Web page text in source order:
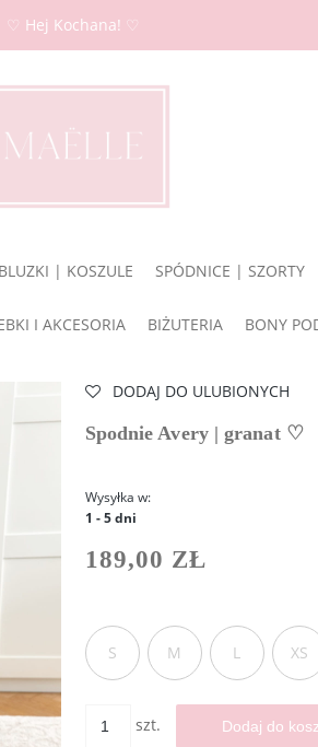
♡ Hej Kochana! ♡
BLUZKI | KOSZULE SPÓDNICE | SZORTY
I AKCESORIA BIŻUTERIA BONY
DODAJ DO ULUBIONYCH
Spodnie Avery | granat ♡
Wysyłka w:
1 - 5 dni
189,00 ZŁ
S M L XS
szt. Dodaj do